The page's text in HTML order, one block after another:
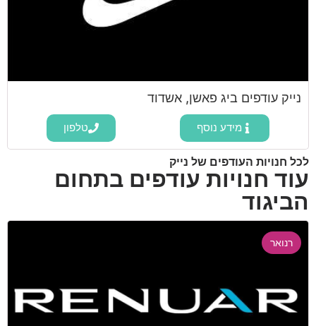
נייק עודפים ביג פאשן, אשדוד
מידע נוסף טלפון
לכל חנויות העודפים של נייק
עוד חנויות עודפים בתחום
הביגוד
רנואר